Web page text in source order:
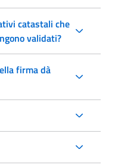
catastali che
validati?
firma dà